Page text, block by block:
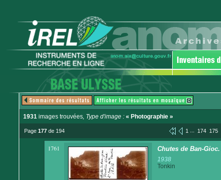
1931 images trouvées, Type d'image : « Photographie »
Page 177 de 194 1 ... 174 175
1761 Chutes de Ban-
1938
Tonkin